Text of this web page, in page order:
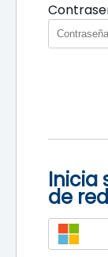
Inicia
de